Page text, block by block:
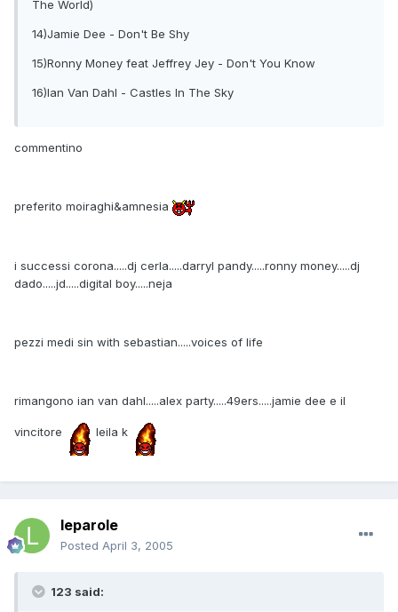
The World)
14)Jamie Dee - Don't Be Shy
15)Ronny Money feat Jeffrey Jey - Don't You Know
16)Ian Van Dahl - Castles In The Sky
commentino
preferito moiraghi&amnesia
i successi corona.....dj cerla.....darryl pandy.....ronny money.....dj
dado.....jd.....digital boy.....neja
pezzi medi sin with sebastian.....voices of life
rimangono ian van dahl.....alex party.....49ers.....jamie dee e il
vincitore leila k
leparole
Posted April 3, 2005
123 said: